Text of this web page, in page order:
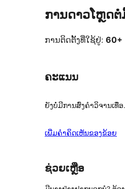
ການດາວໂຫຼດຕໍ່
ການຕິດຕັ້ງທີ່ໃຊ້ຢູ່: 60+
ຄະແນນ
ຍັງບໍ່ມີການສົ່ງຄຳວິຈານເທື່ອ.
ເພີ່ມຄຳຄິດເຫັນຂອງຂ້ອຍ
ຊ່ວຍເຫຼືອ